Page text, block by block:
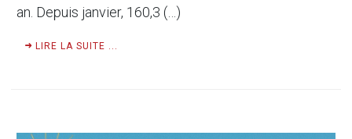
an. Depuis janvier, 160,3 (…)
LIRE LA SUITE ...